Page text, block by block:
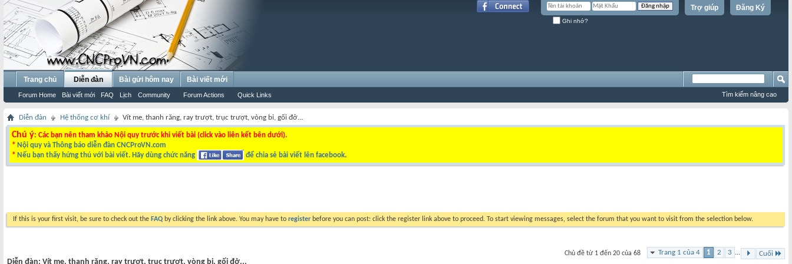
Đăng Ký
Trợ giúp
Ghi nhớ?
Trang chủ Diễn đàn
Forum Home Bài viết mới FAQ Lịch Community Forum Actions Quick Links
Bài gửi hôm nay Bài viết mới
Tìm kiếm nâng cao
Diễn đàn Hệ thống cơ khí Vít me, thanh răng, ray trượt, trục trượt, vòng bi, gối đở...
Chú ý: Các bạn nên tham khảo Nội quy trước khi viết bài (click vào liên kết bên dưới).
* Nội quy và Thông báo diễn đàn CNCProVN.com
* Nếu bạn thấy hứng thú với bài viết. Hãy dùng chức năng để chia sẻ bài viết lên facebook.
If this is your first visit, be sure to check out the FAQ by clicking the link above. You may have to register before you can post: click the register link above to proceed. To start viewing messages, select the forum that you want to visit from the selection below.
Trang 1 của 4 1 2 3 ... Cuối
Chủ đề từ 1 đến 20 của 68
Diễn đàn: Vít me, thanh răng, ray trượt, trục trượt, vòng bi, gối đở...